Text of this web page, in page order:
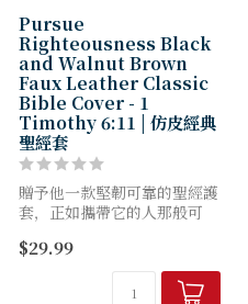
Pursue
Righteousness Black
and Walnut Brown
Faux Leather Classic
Bible Cover - 1
Timothy 6:11 | 仿皮經典
聖經套
贈予他一款堅韌可靠的聖經護
套，正如攜帶它的人那般可
Righteousness 」黑色與胡
桃棕人造皮革經典聖經護套，
不僅守護他最珍視的經卷...
$29.99